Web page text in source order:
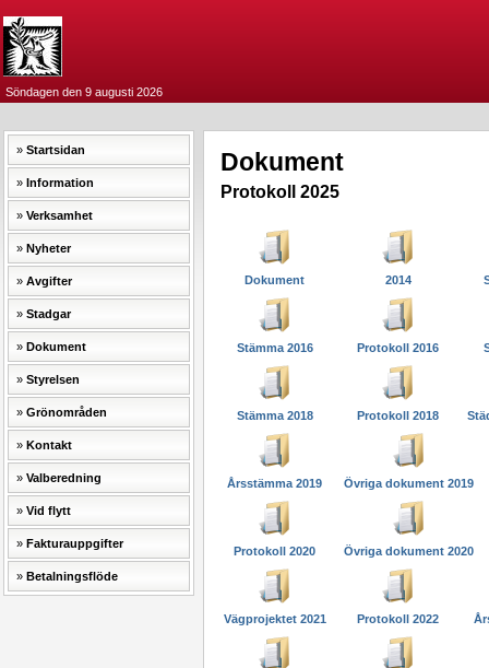
Söndagen den 9 augusti 2026
Startsidan
Information
Verksamhet
Nyheter
Avgifter
Stadgar
Dokument
Styrelsen
Grönområden
Kontakt
Valberedning
Vid flytt
Fakturauppgifter
Betalningsflöde
Dokument
Protokoll 2025
Dokument 2014
Stämma 2016 Protokoll 2016
Stämma 2018 Protokoll 2018
Årsstämma 2019 Övriga dokument 2019
Protokoll 2020 Övriga dokument 2020
Vägprojektet 2021 Protokoll 2022